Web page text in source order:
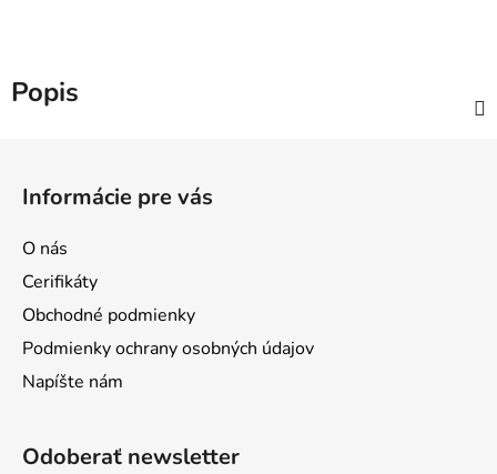
Popis
Informácie pre vás
O nás
Cerifikáty
Obchodné podmienky
Podmienky ochrany osobných údajov
Napíšte nám
Odoberať newsletter